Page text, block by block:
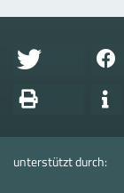
unterstützt durch: